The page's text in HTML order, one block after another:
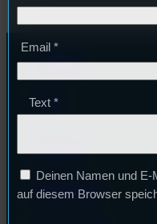
Kontakt
FAQ
Impressum
Email *
Text *
Deinen Namen und
auf diesem Browser